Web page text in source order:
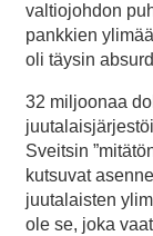
valtiojohdon
pankkien
oli täysin
32 miljoonaa
Sveitsin
kutsuvat
juutalaisten
ole se, joka